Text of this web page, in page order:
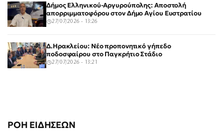
ΡΟΗ ΕΙΔΗΣΕΩΝ
Δήμος Ελληνικού-Αργυρούπολης: Αποστολή
απορριμματοφόρου στον Δήμο Αγίου Ευστρατίου
27/07/2026 - 13:26
Δ.Ηρακλείου: Νέο προπονητικό γήπεδο
ποδοσφαίρου στο Παγκρήτιο Στάδιο
27/07/2026 - 13:21